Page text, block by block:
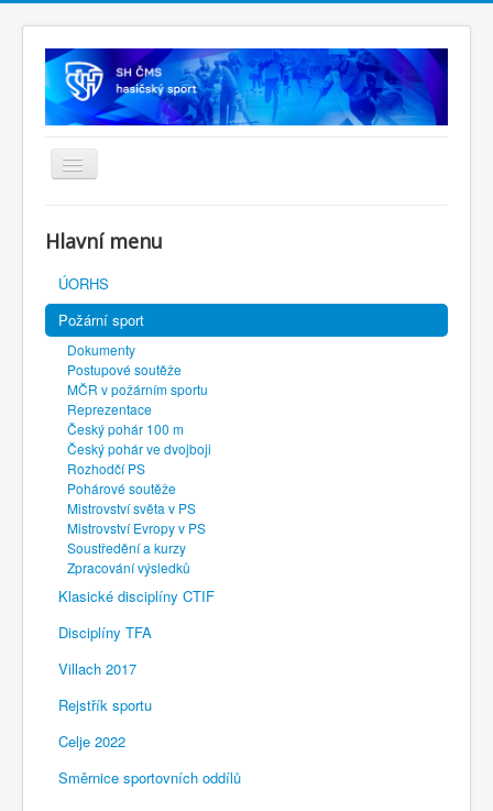
SH ČMS
Hlavní menu
ÚORHS
Požární sport
Dokumenty
Postupové soutěže
MČR v požárním sportu
Reprezentace
Český pohár 100 m
Český pohár ve dvojboji
Rozhodčí PS
Pohárové soutěže
Mistrovství světa v PS
Mistrovství Evropy v PS
Soustředění a kurzy
Zpracování výsledků
Klasické disciplíny CTIF
Disciplíny TFA
Villach 2017
Rejstřík sportu
Celje 2022
Směrnice sportovních oddílů